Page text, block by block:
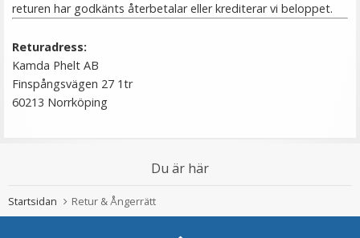
returen har godkänts återbetalar eller krediterar vi beloppet.
Returadress:
Kamda Phelt AB
Finspångsvägen 27 1tr
60213 Norrköping
Du är här
Startsidan Retur & Ångerrätt